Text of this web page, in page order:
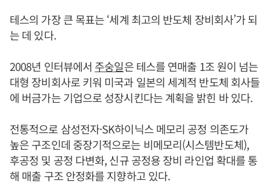
테스의 가장 큰 목표는 ‘세계 최고의 반도체 장비회사’가 되
는 데 있다.
2008년 인터뷰에서 주숭일은 테스를 연매출 1조 원이 넘는
대형 장비회사로 키워 미국과 일본의 세계적 반도체 회사들
에 버금가는 기업으로 성장시킨다는 계획을 밝힌 바 있다.
전통적으로 삼성전자·SK하이닉스 메모리 공정 의존도가
높은 구조인데 중장기적으로는 비메모리(시스템반도체),
후공정 및 공정 다변화, 신규 공정용 장비 라인업 확대를 통
해 매출 구조 안정화를 지향하고 있다.